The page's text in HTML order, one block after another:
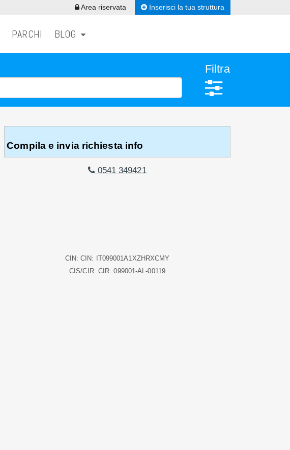
Area riservata Inserisci la tua struttura
PARCHI BLOG
Filtra
Compila e invia richiesta info
0541 349421
CIN: CIN: IT099001A1XZHRXCMY
CIS/CIR: CIR: 099001-AL-00119